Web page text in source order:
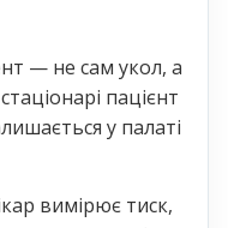
— не сам укол, а
пацієнт
у палаті
вимірює тиск,